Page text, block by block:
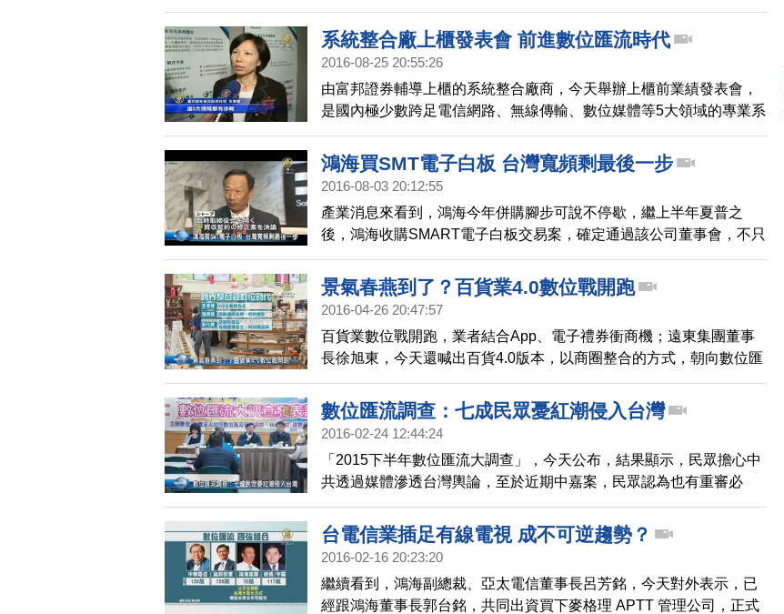
上櫃前業績發表會，展現數位匯流時代的整合能力。
系統整合廠上櫃發表會 前進數位匯流時代
2016-08-25 20:55:26
由富邦證券輔導上櫃的系統整合廠商，今天舉辦上櫃前業績發表會，
是國內極少數跨足電信網路、無線傳輸、數位媒體等5大領域的專業系
統整合廠商，在未來物聯網以及數位匯流時代，可望有不錯的發展前
景。
鴻海買SMT電子白板 台灣寬頻剩最後一步
2016-08-03 20:12:55
產業消息來看到，鴻海今年併購腳步可說不停歇，繼上半年夏普之
後，鴻海收購SMART電子白板交易案，確定通過該公司董事會，不只
如此，國內的部分，亞太電信間接入主台灣寬頻，態勢也更加明朗。
景氣春燕到了？百貨業4.0數位戰開跑
2016-04-26 20:47:57
百貨業數位戰開跑，業者結合App、電子禮券衝商機；遠東集團董事
長徐旭東，今天還喊出百貨4.0版本，以商圈整合的方式，朝向數位匯
流發展。
數位匯流調查：七成民眾憂紅潮侵入台灣
2016-02-24 12:44:24
「2015下半年數位匯流大調查」，今天公布，結果顯示，民眾擔心中
共透過媒體滲透台灣輿論，至於近期中嘉案，民眾認為也有重審必
要。
台電信業插足有線電視 成不可逆趨勢？
2016-02-16 20:23:20
繼續看到，鴻海副總裁、亞太電信董事長呂芳銘，今天對外表示，已
經跟鴻海董事長郭台銘，共同出資買下麥格理 APTT 管理公司，正式